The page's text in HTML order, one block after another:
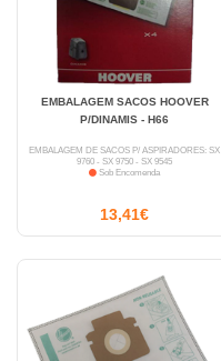
EMBALAGEM SACOS HOOVER
P/DINAMIS - H66
EMBALAGEM DE SACOS P/ ASPIRADORES: SX
9760 - SX 9750 - SX 9545
Sob Encomenda
13,41€